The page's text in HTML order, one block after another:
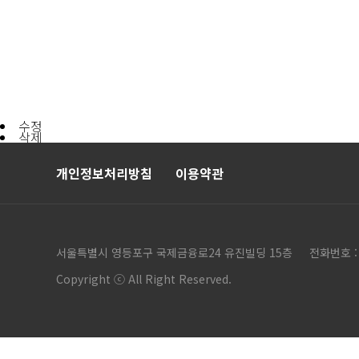
수정
삭제
개인정보처리방침
이용약관
서울특별시 영등포구 국제금융로24 유진빌딩 15층
전화번호
Copyright ⓒ All Right Reserved.